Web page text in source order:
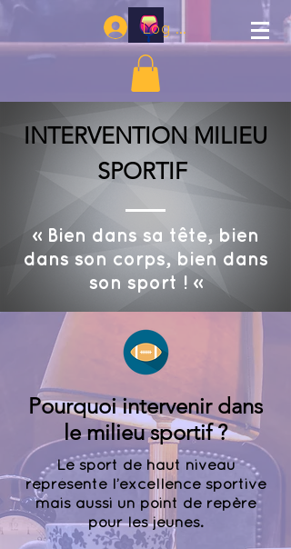
Log In
INTERVENTION MILIEU
SPORTIF
« Bien dans sa tête, bien
dans son corps, bien dans
son sport ! »
Pourquoi intervenir dans
le milieu sportif ?
Le sport de haut niveau
représente l’excellence sportive
mais aussi un point de repère
pour les jeunes.